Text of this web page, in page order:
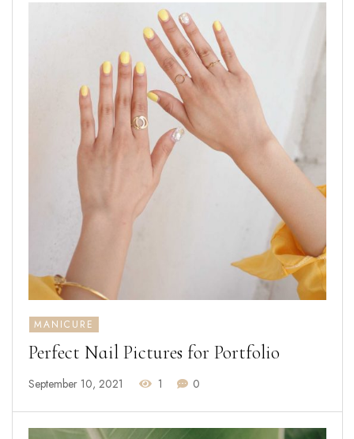
MANICURE
Perfect Nail Pictures for Portfolio
September 10, 2021 1 0